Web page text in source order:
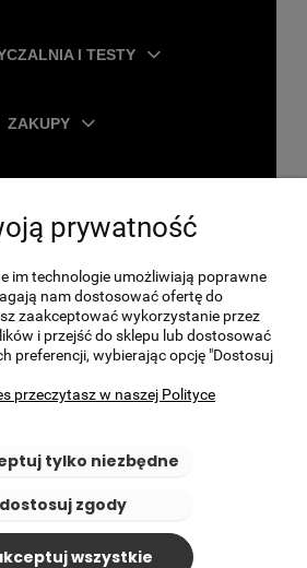
I TESTY
ZAKUPY
- All rights reserved
prywatność
im technologie umożliwiają poprawne
nam dostosować ofertę do
zaakceptować wykorzystanie przez
i przejść do sklepu lub dostosować
preferencji, wybierając opcję "Dostosuj
przeczytasz w naszej Polityce
tylko niezbędne
dostosuj zgody
wszystkie